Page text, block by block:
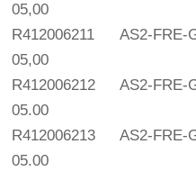
05,00
R412006211
AS2-FRE-
05,00
R412006212
AS2-FRE-
05.00
R412006213
AS2-FRE-
05.00